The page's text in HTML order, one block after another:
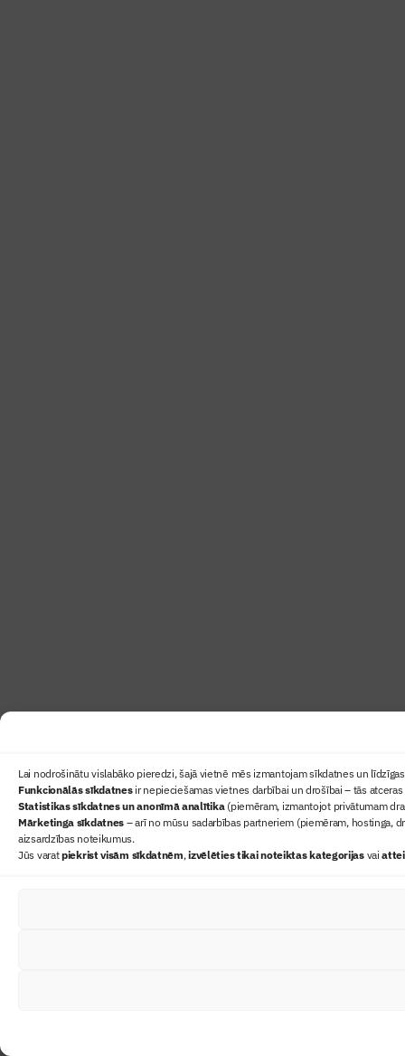
Lai nodrošinātu vislabāko pieredzi, šajā vietnē mēs izmantojam sīkdatnes un
Funkcionālās sīkdatnesir nepieciešamas vietnes darbībai un drošībai – tās
Statistikas sīkdatnes un anonīmā analītika(piemēram, izmantojot privātumam
Mārketinga sīkdatnes – arī no mūsu sadarbības partneriem (piemēram, hostinga,
aizsardzības noteikumus.
Jūs varatpiekrist visām sīkdatnēm,izvēlēties tikai noteiktas kategorijasvai